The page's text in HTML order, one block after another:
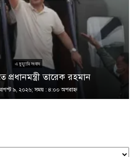
এ মুহূর্তের সংবাদ
প্রধানমন্ত্রী তারেক রহমান
৯, ২০২৬; সময় : ৪:০০ অপরাহ্ণ